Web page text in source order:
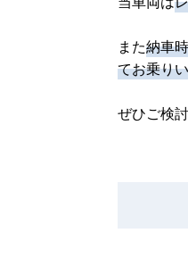
また納車
てお乗り
ぜひご検